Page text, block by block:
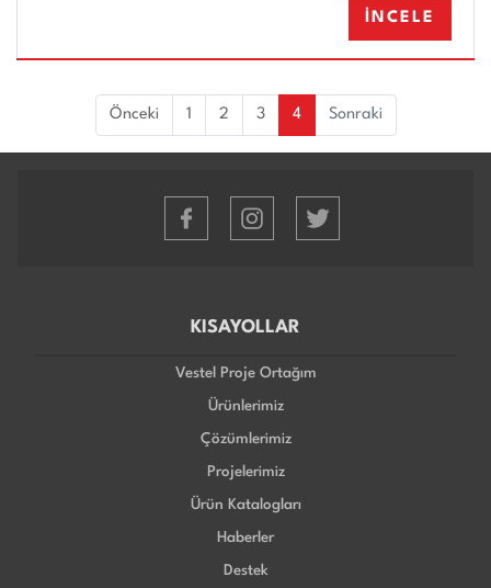
İNCELE
Önceki 1 2 3 4(current)
Sonraki
KISAYOLLAR
Vestel Proje Ortağım
Ürünlerimiz
Çözümlerimiz
Projelerimiz
Ürün Katalogları
Haberler
Destek